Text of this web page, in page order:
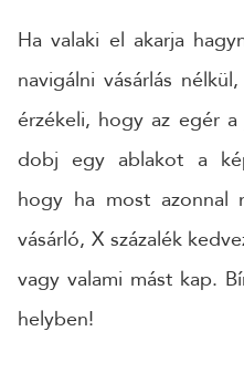
Ha valaki el akarja
navigálni vásárlás
érzékeli, hogy az egér
dobj egy ablakot a
hogy ha most azonnal
vásárló, X százalék
vagy valami mást kap.
helyben!